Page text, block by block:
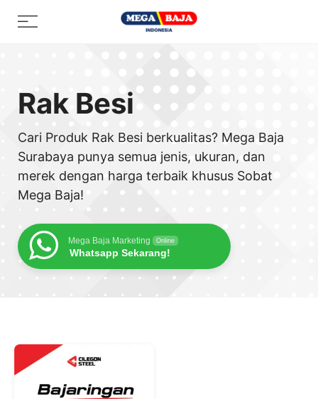
Menu
Rak Besi
Cari Produk Rak Besi berkualitas? Mega Baja
Surabaya punya semua jenis, ukuran, dan
merek dengan harga terbaik khusus Sobat
Mega Baja!
Mega Baja Marketing Online
Whatsapp Sekarang!